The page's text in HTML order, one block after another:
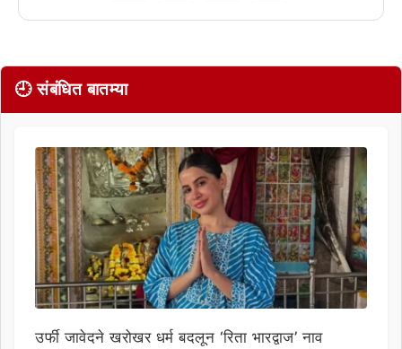
🕘 संबंधित बातम्या
उर्फी जावेदने खरोखर धर्म बदलून ‘रिता भारद्वाज’ नाव